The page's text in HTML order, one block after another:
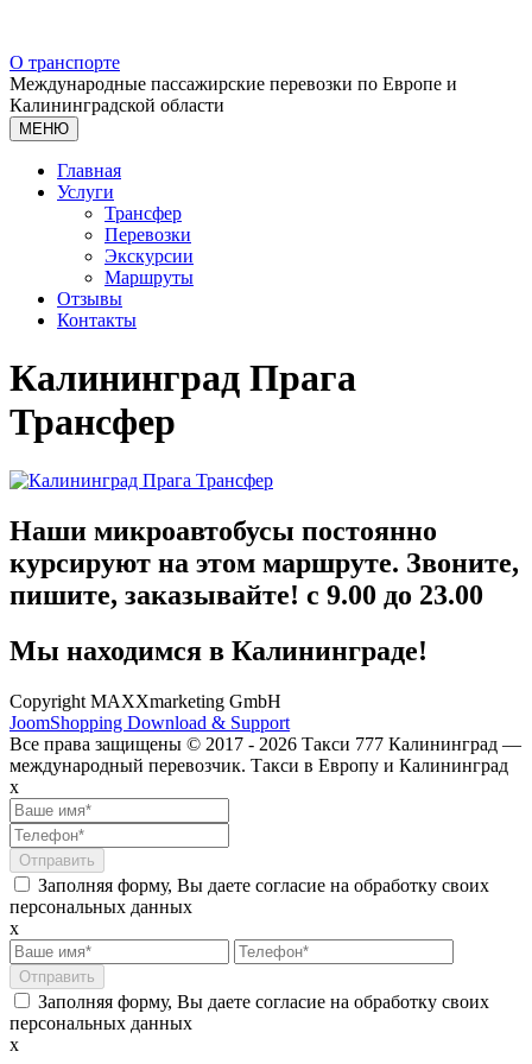
О транспорте
Международные пассажирские перевозки по Европе и
Калининградской области
МЕНЮ
Главная
Услуги
Трансфер
Перевозки
Экскурсии
Маршруты
Отзывы
Контакты
Калининград Прага
Трансфер
Наши микроавтобусы постоянно
курсируют на этом маршруте. Звоните,
пишите, заказывайте! с 9.00 до 23.00
Мы находимся в Калининграде!
Copyright MAXXmarketing GmbH
JoomShopping Download & Support
Все права защищены © 2017 - 2026 Такси 777 Калининград —
международный перевозчик. Такси в Европу и Калининград
x
Заполняя форму, Вы даете согласие на обработку своих
персональных данных
x
Заполняя форму, Вы даете согласие на обработку своих
персональных данных
x